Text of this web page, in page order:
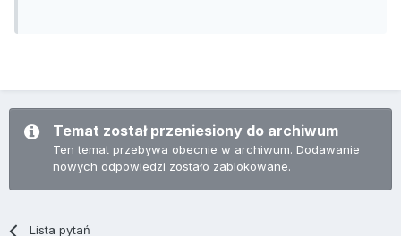
Temat został przeniesiony do archiwum
Ten temat przebywa obecnie w archiwum. Dodawanie
nowych odpowiedzi zostało zablokowane.
Lista pytań